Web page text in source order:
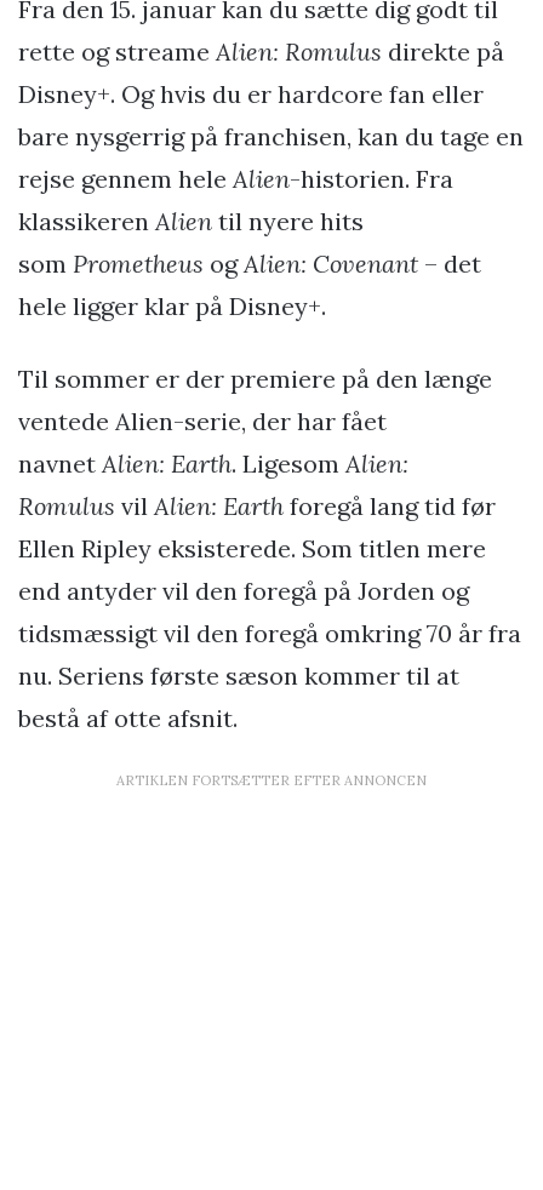
Fra den 15. januar kan du sætte dig godt til
rette og streame Alien: Romulus direkte på
Disney+. Og hvis du er hardcore fan eller
bare nysgerrig på franchisen, kan du tage en
rejse gennem hele Alien-historien. Fra
klassikeren Alien til nyere hits
som Prometheus og Alien: Covenant – det
hele ligger klar på Disney+.
Til sommer er der premiere på den længe
ventede Alien-serie, der har fået
navnet Alien: Earth. Ligesom Alien:
Romulus vil Alien: Earth foregå lang tid før
Ellen Ripley eksisterede. Som titlen mere
end antyder vil den foregå på Jorden og
tidsmæssigt vil den foregå omkring 70 år fra
nu. Seriens første sæson kommer til at
bestå af otte afsnit.
ARTIKLEN FORTSÆTTER EFTER ANNONCEN